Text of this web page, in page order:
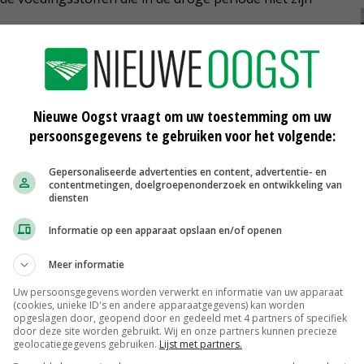
door de cijfers van Eurofins op basis van de
komt naar voren dat veek kuilen een erg hoog
stof. Gemiddeld zit het ruw eiwit gehalte juist
170 gram per kilo drogestof. De DVE is 68 en de
een hoger ruw eiwitgehalte van rond de 180 gram
Het ruw eiwitgehalte neemt in de periode tot
stof.
in referentiejaar 2018 juist veel eiwit. Ook toen was er
gras werd geoogst dan andere jaren. Uit
Nieuwe Oogst vraagt om uw toestemming om uw
persoonsgegevens te gebruiken voor het volgende:
Gepersonaliseerde advertenties en content, advertentie- en
contentmetingen, doelgroepenonderzoek en ontwikkeling van
diensten
Informatie op een apparaat opslaan en/of openen
Meer informatie
Uw persoonsgegevens worden verwerkt en informatie van uw apparaat
(cookies, unieke ID's en andere apparaatgegevens) kan worden
opgeslagen door, geopend door en gedeeld met 4 partners of specifiek
door deze site worden gebruikt. Wij en onze partners kunnen precieze
geolocatiegegevens gebruiken. Lijst met partners.